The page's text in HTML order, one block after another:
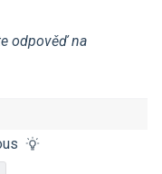
odpověď na